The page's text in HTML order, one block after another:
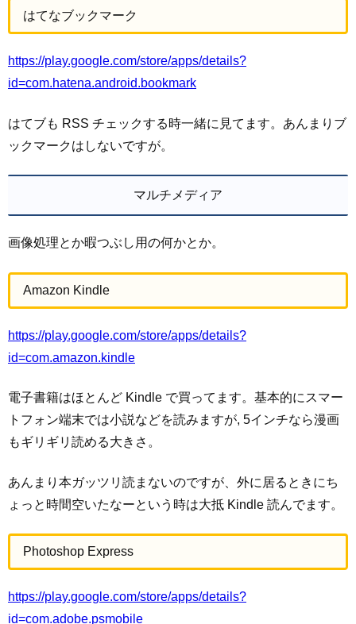
はてなブックマーク
https://play.google.com/store/apps/details?
id=com.hatena.android.bookmark
はてブも RSS チェックする時一緒に見てます。あんまりブ
ックマークはしないですが。
マルチメディア
画像処理とか暇つぶし用の何かとか。
Amazon Kindle
https://play.google.com/store/apps/details?
id=com.amazon.kindle
電子書籍はほとんど Kindle で買ってます。基本的にスマー
トフォン端末では小説などを読みますが, 5インチなら漫画
もギリギリ読める大きさ。
あんまり本ガッツリ読まないのですが、外に居るときにち
ょっと時間空いたなーという時は大抵 Kindle 読んでます。
Photoshop Express
https://play.google.com/store/apps/details?
id=com.adobe.psmobile